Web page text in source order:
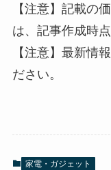
【注意】記載の
は、記事作成時
【注意】最新情
ださい。
家電・ガジェット